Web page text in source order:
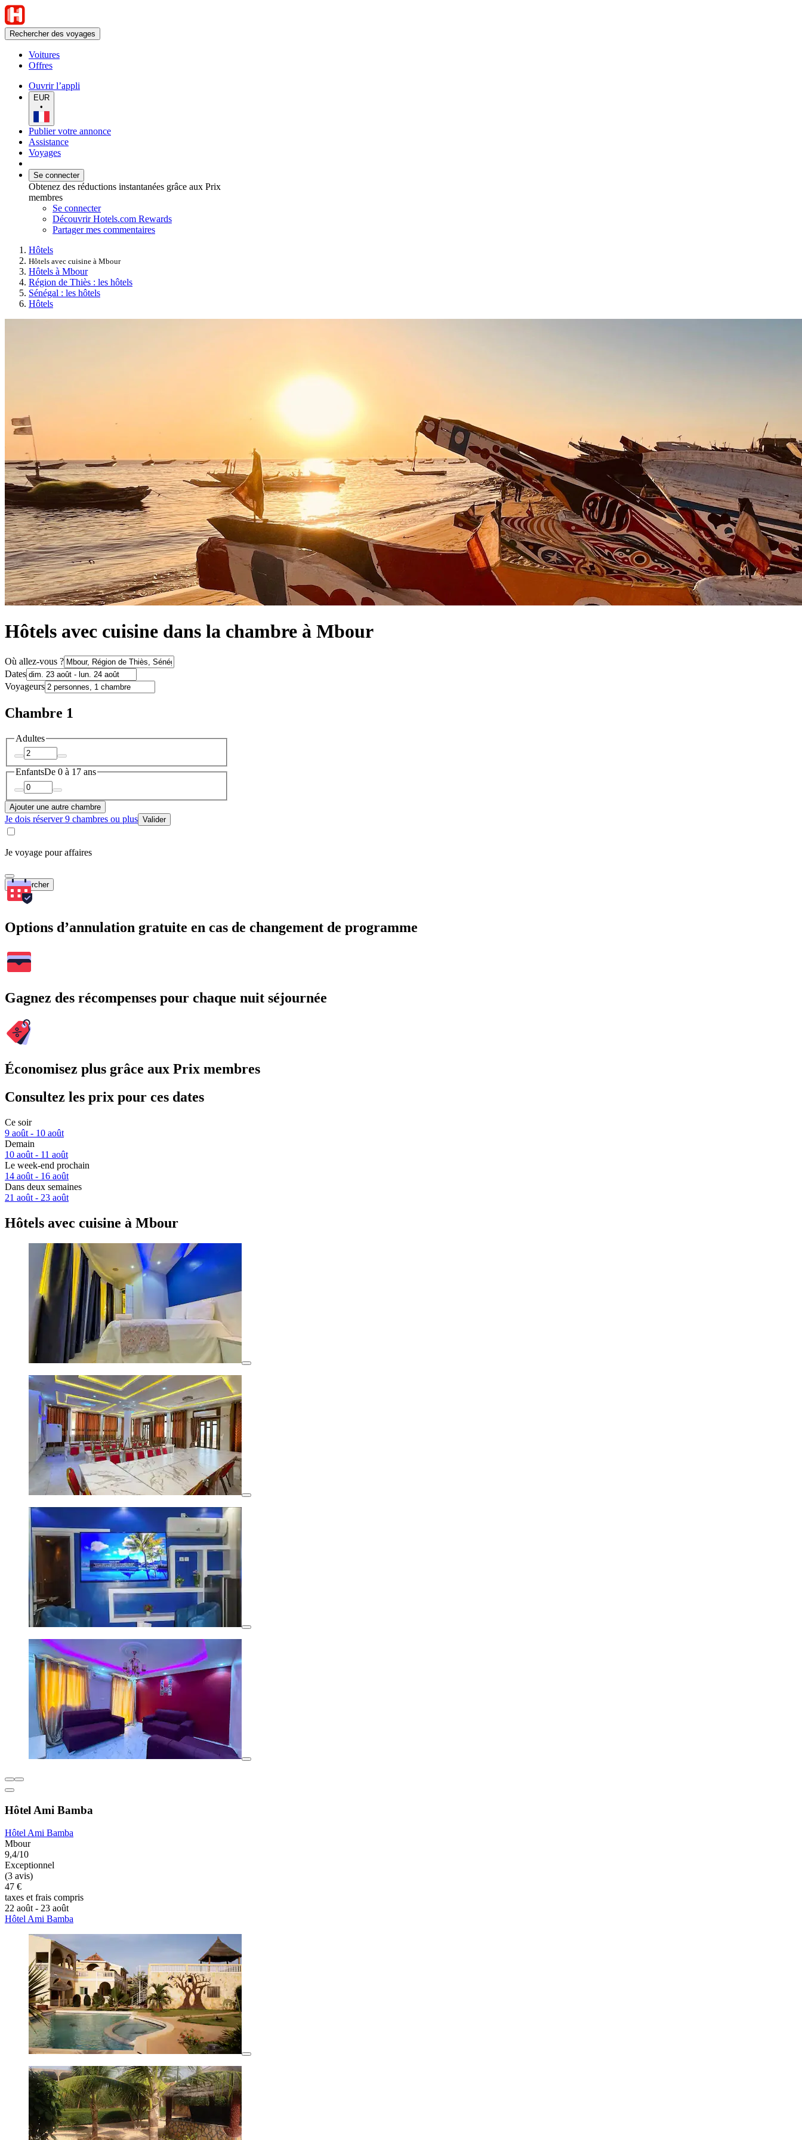
Rechercher des voyages
Voitures
Offres
Ouvrir l’appli
EUR
•
Publier votre annonce
Assistance
Voyages
Se connecter
Obtenez des réductions instantanées grâce aux Prix
membres
Se connecter
Découvrir Hotels.com Rewards
Partager mes commentaires
Hôtels
Hôtels avec cuisine à Mbour
Hôtels à Mbour
Région de Thiès : les hôtels
Sénégal : les hôtels
Hôtels
Hôtels avec cuisine dans la chambre à Mbour
Où allez-vous ?
Dates
Voyageurs
Chambre 1
Adultes
EnfantsDe 0 à 17 ans
Ajouter une autre chambre
Je dois réserver 9 chambres ou plus Valider
Je voyage pour affaires
Rechercher
Options d’annulation gratuite en cas de changement de programme
Gagnez des récompenses pour chaque nuit séjournée
Économisez plus grâce aux Prix membres
Consultez les prix pour ces dates
Ce soir
9 août - 10 août
Demain
10 août - 11 août
Le week-end prochain
14 août - 16 août
Dans deux semaines
21 août - 23 août
Hôtels avec cuisine à Mbour
Hôtel Ami Bamba
Hôtel Ami Bamba
Mbour
9,4/10
Exceptionnel
(3 avis)
47 €
taxes et frais compris
22 août - 23 août
Hôtel Ami Bamba